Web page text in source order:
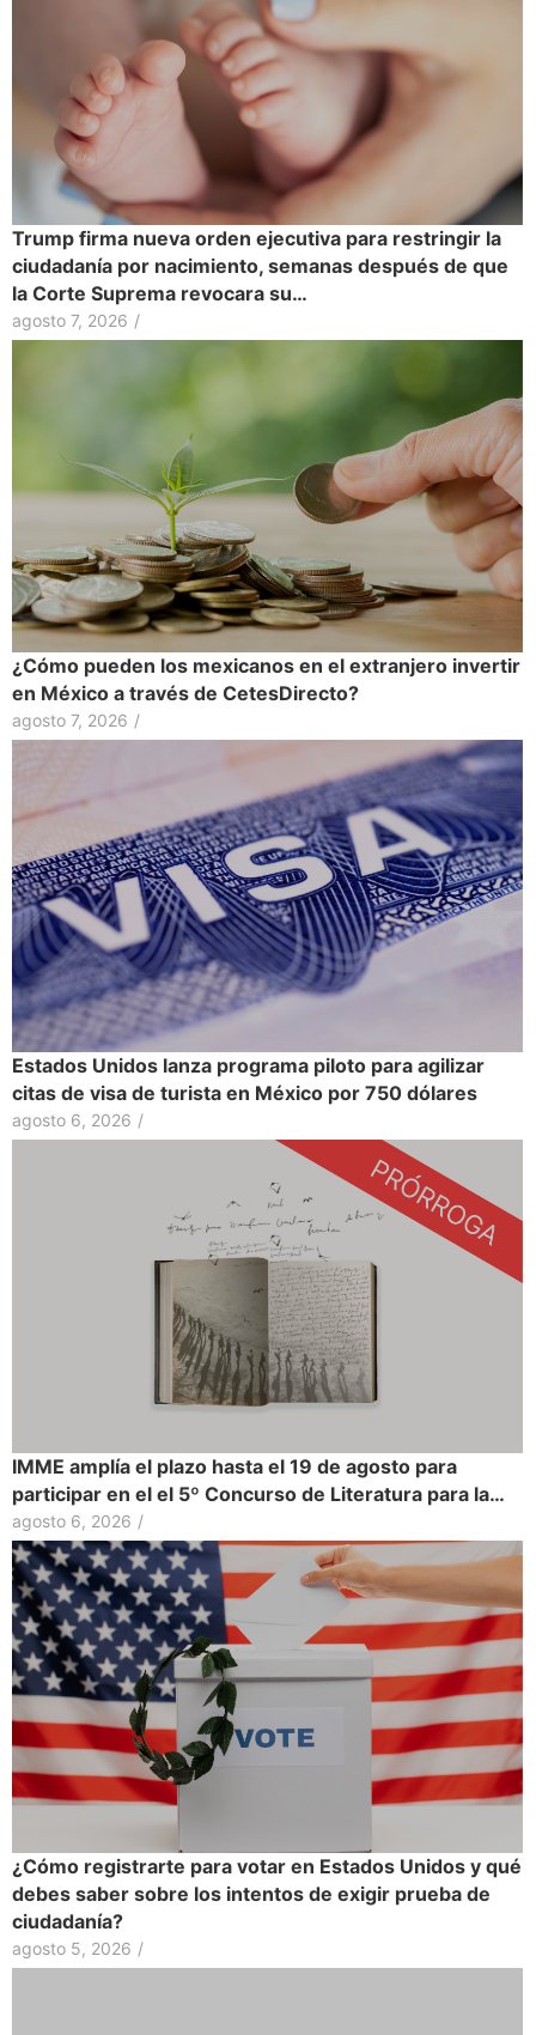
Trump firma nueva orden ejecutiva para restringir la
ciudadanía por nacimiento, semanas después de que
la Corte Suprema revocara su…
agosto 7, 2026 /
¿Cómo pueden los mexicanos en el extranjero invertir
en México a través de CetesDirecto?
agosto 7, 2026 /
Estados Unidos lanza programa piloto para agilizar
citas de visa de turista en México por 750 dólares
agosto 6, 2026 /
IMME amplía el plazo hasta el 19 de agosto para
participar en el el 5º Concurso de Literatura para la…
agosto 6, 2026 /
¿Cómo registrarte para votar en Estados Unidos y qué
debes saber sobre los intentos de exigir prueba de
ciudadanía?
agosto 5, 2026 /